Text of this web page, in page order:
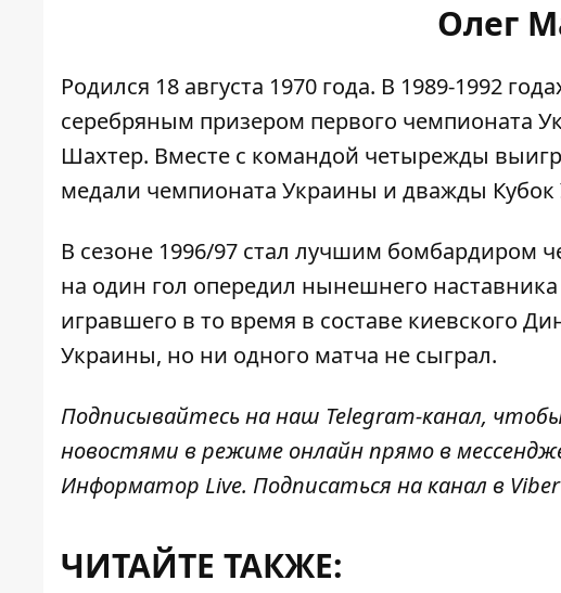
Олег
Родился 18 августа 1970 года. В 1989-1992
серебряным призером первого чемпионата
Шахтер. Вместе с командой четырежды
медали чемпионата Украины и дважды
В сезоне 1996/97 стал лучшим бомбардиром
на один гол опередил нынешнего
игравшего в то время в составе киевского
Украины, но ни одного матча не сыграл.
Подписывайтесь на наш Telegram-канал,
новостями в режиме онлайн прямо в
Информатор Live. Подписаться на канал в
ЧИТАЙТЕ ТАКЖЕ: